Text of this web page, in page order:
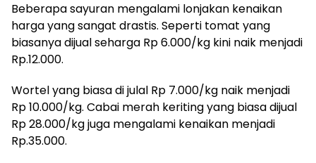
Beberapa sayuran mengalami lonjakan kenaikan
harga yang sangat drastis. Seperti tomat yang
biasanya dijual seharga Rp 6.000/kg kini naik menjadi
Rp.12.000.
Wortel yang biasa di julal Rp 7.000/kg naik menjadi
Rp 10.000/kg. Cabai merah keriting yang biasa dijual
Rp 28.000/kg juga mengalami kenaikan menjadi
Rp.35.000.